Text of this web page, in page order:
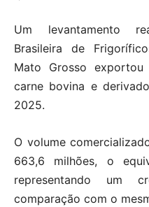
Um levantamento
Brasileira de
Mato Grosso
carne bovina e
2025.
O volume
663,6 milhões, o
representando um
comparação com o